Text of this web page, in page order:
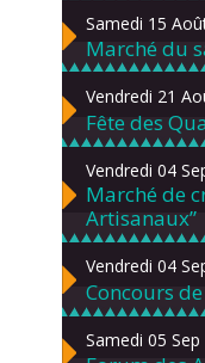
Samedi 15
Marché du
Vendredi 21
Fête des
Vendredi 04
Marché de
Artisanaux”
Vendredi 04
Concours
Samedi 05 Sep